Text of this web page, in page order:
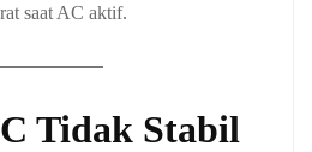
saat AC aktif.
Tidak Stabil